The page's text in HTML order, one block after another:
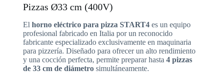
Pizzas Ø33 cm (400V)
El horno eléctrico para pizza START4es un equipo
profesional fabricado en Italia por un reconocido
fabricante especializado exclusivamente en maquinaria
para pizzería. Diseñado para ofrecer un alto rendimiento
y una cocción perfecta, permite preparar hasta 4 pizzas
de 33 cm de diámetrosimultáneamente.